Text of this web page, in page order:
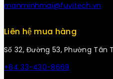
manminhmai@fuvitech.vn
Liên hệ mua hàng
Số 32, Đường 53, Phường Tân
+84 33-430-8669